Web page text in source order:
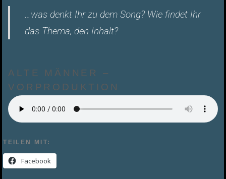
…was denkt Ihr zu dem Song? Wie findet Ihr
das Thema, den Inhalt?
ALTE MÄNNER –
VORPRODUKTION
TEILEN MIT:
Facebook